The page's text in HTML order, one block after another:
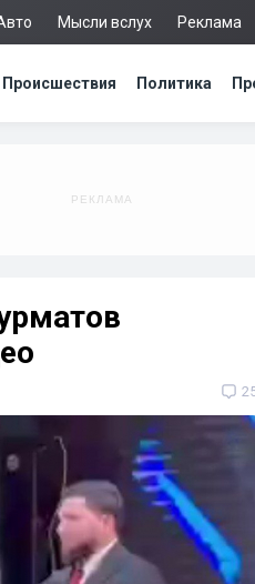
Мысли вслух Реклама
Происшествия Политика